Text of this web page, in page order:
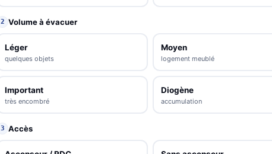
2 Volume à évacuer
Léger
quelques objets
Moyen
logement meublé
Important
très encombré
Diogène
accumulation
3 Accès